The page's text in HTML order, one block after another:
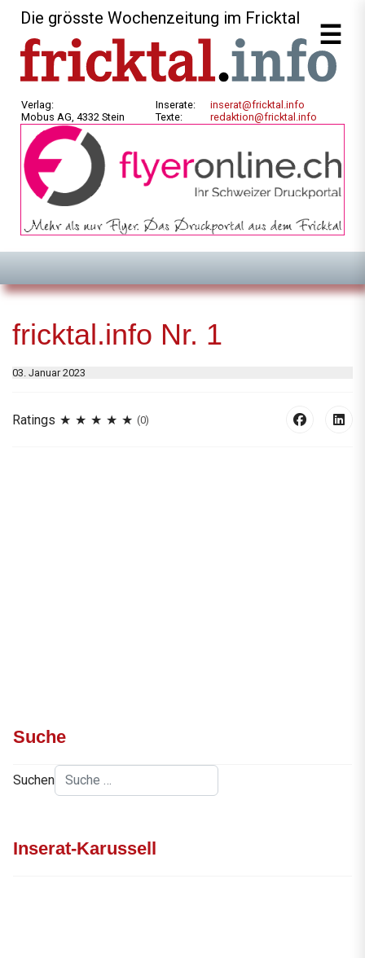
Die grösste Wochenzeitung im Fricktal
Verlag:
Mobus AG, 4332 Stein
Inserate:
Texte:
inserat@fricktal.info
redaktion@fricktal.info
fricktal.info Nr. 1
03. Januar 2023
Ratings (0)
Suche
Suchen
Inserat-Karussell